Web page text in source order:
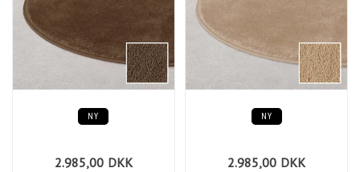
NY
2.985,00 DKK
NY
2.985,00 DKK